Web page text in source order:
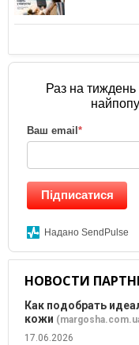
Раз на
Ваш email *
Підписатися
Надано SendPulse
НОВОСТИ
Как подобрать
кожи
17.06.2026